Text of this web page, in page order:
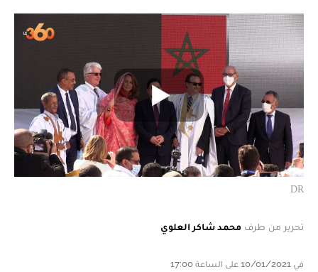
DR
تحرير من طرف محمد شاكر العلوي
في 10/01/2021 على الساعة 17:00